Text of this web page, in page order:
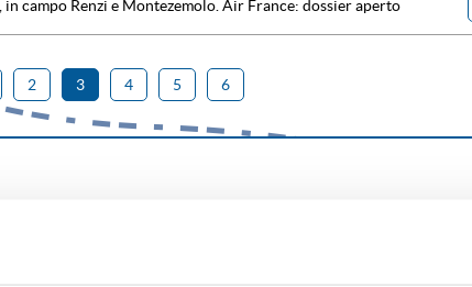
campo Renzi e Montezemolo. Air France: dossier aperto
2 3 4 5 6